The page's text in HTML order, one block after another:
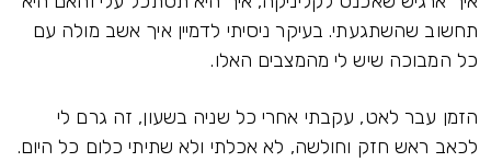
תחשוב שהשתגעתי. בעיקר ניסיתי לדמיין איך אשב מולה עם
כל המבוכה שיש לי מהמצבים האלו.
הזמן עבר לאט, עקבתי אחרי כל שניה בשעון, זה גרם לי
לכאב ראש חזק וחולשה, לא אכלתי ולא שתיתי כלום כל היום.